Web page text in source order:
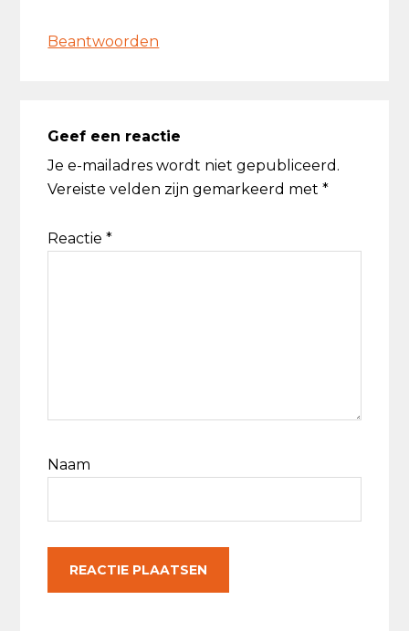
Beantwoorden
Geef een reactie
Je e-mailadres wordt niet gepubliceerd.
Vereiste velden zijn gemarkeerd met*
Reactie*
Naam